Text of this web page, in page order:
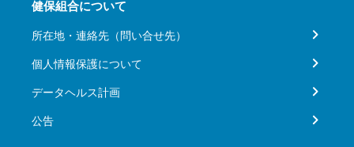
健保組合について
所在地・連絡先（問い合せ先）
個人情報保護について
データヘルス計画
公告